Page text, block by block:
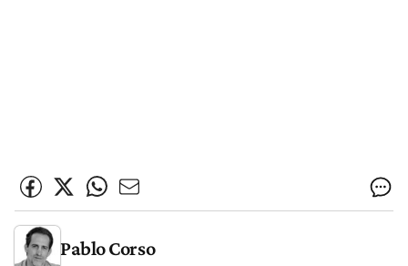
Pablo Corso